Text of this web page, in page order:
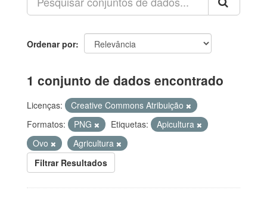
Ordenar por
1 conjunto de dados encontrado
Licenças:
Creative Commons Atribuição
Formatos:
PNG Etiquetas:
Apicultura
Ovo
Agricultura
Filtrar Resultados